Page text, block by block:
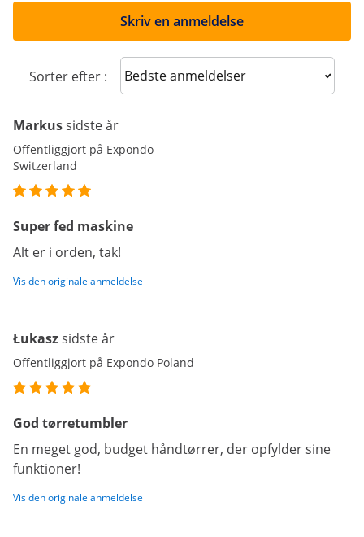
Skriv en anmeldelse
Sorter efter : Sort reviews
Markussidste år
Offentliggjort på Expondo
Switzerland
Super fed maskine
Alt er i orden, tak!
Vis den originale anmeldelse
Łukaszsidste år
Offentliggjort på Expondo Poland
God tørretumbler
En meget god, budget håndtørrer, der opfylder sine
funktioner!
Vis den originale anmeldelse